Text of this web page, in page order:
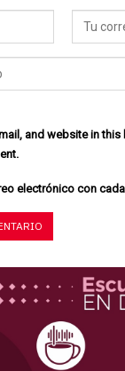
and website in
electrónico con